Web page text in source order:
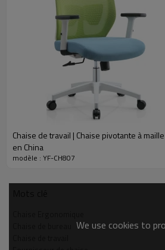
CARACTÉRISTIQUES
Taille du
Emballer
NO/GW
Paiement
Chaise de travail | Chaise pivotante à
en China
modèle : YF-CH807
We use cookies to